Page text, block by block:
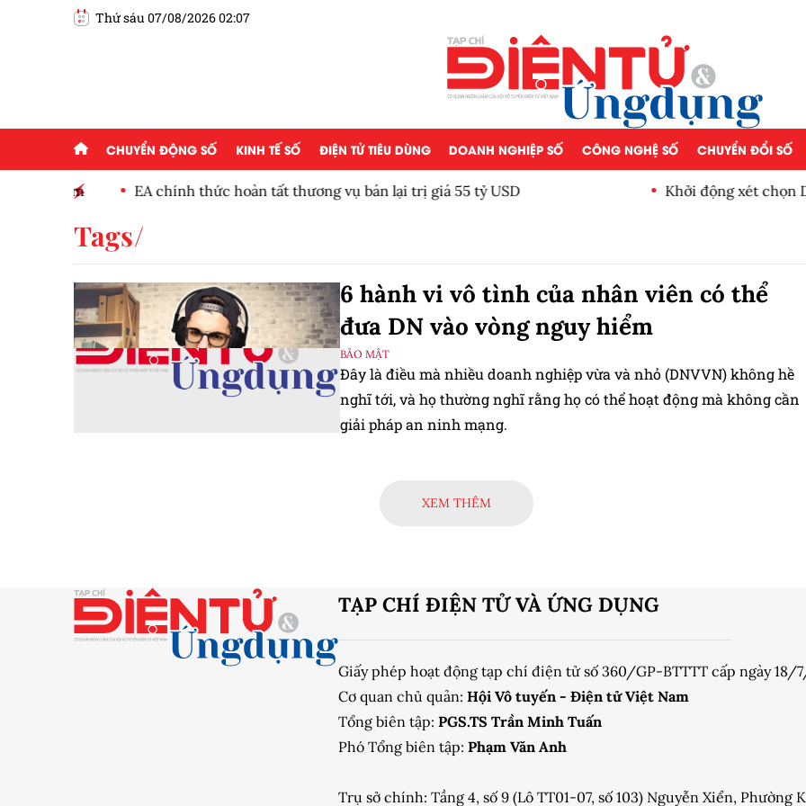
Thứ sáu 07/08/2026 02:07
CHUYỂN ĐỘNG SỐ KINH TẾ SỐ ĐIỆN TỬ TIÊU DÙNG DOANH NGHIỆP SỐ CÔNG NGHỆ SỐ CHUYỂN ĐỔI SỐ
EA chính thức hoàn tất thương vụ bán lại trị giá 55 tỷ USD
Khởi động xét chọn
Tags
6 hành vi vô tình của nhân viên có thể
đưa DN vào vòng nguy hiểm
BẢO MẬT
Đây là điều mà nhiều doanh nghiệp vừa và nhỏ (DNVVN) không hề
nghĩ tới, và họ thường nghĩ rằng họ có thể hoạt động mà không cần
giải pháp an ninh mạng.
XEM THÊM
TẠP CHÍ ĐIỆN TỬ VÀ ỨNG DỤNG
Giấy phép hoạt động tạp chí điện tử số 360/GP-BTTTT cấp ngày 18/
Cơ quan chủ quản: Hội Vô tuyến - Điện tử Việt Nam
Tổng biên tập: PGS.TS Trần Minh Tuấn
Phó Tổng biên tập: Phạm Văn Anh
Trụ sở chính: Tầng 4, số 9 (Lô TT01-07, số 103) Nguyễn Xiển, Phường